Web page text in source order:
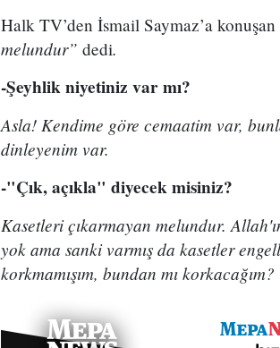
Halk TV’den İsmail Saymaz’a
melundur” dedi.
-Şeyhlik niyetiniz var mı?
Asla! Kendime göre cemaatim var,
dinleyenim var.
-"Çık, açıkla" diyecek misiniz?
Kasetleri çıkarmayan melundur.
yok ama sanki varmış da kasetler
korkmamışım, bundan mı korkacağım?